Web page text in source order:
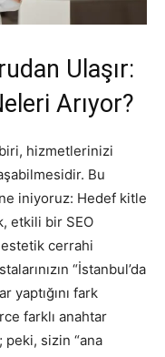
Ulaşır:
Arıyor?
biri, hizmetlerinizi
Bu
iniyoruz: Hedef kitle
etkili bir SEO
cerrahi
“İstanbul’da
yaptığını fark
farklı anahtar
peki, sizin “ana